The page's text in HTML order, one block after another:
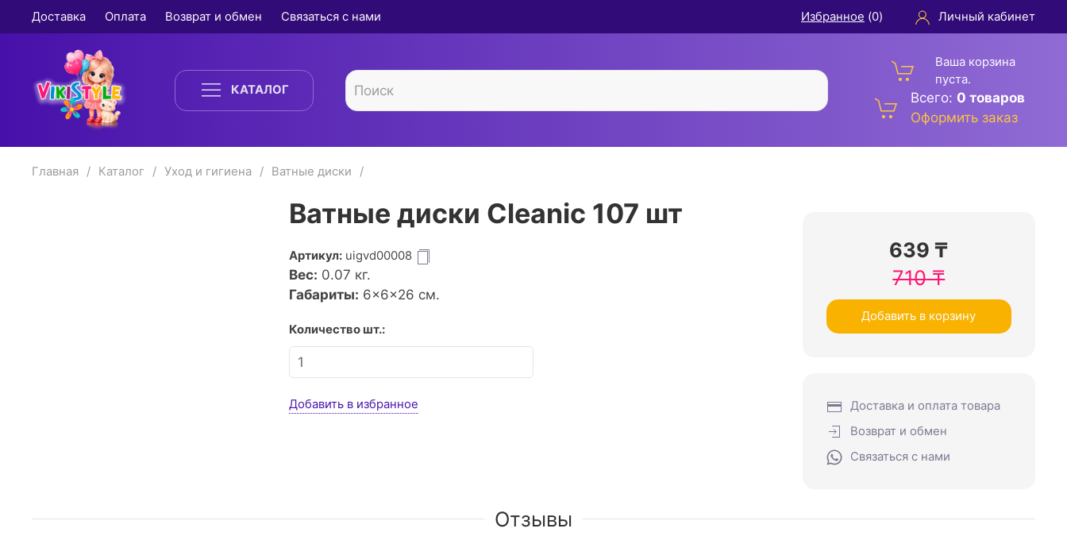
Доставка Оплата Возврат и обмен Связаться с нами Избранное (0) Личный кабинет
КАТАЛОГ
Ваша корзина
пуста.
Всего: 0 товаров
Оформить заказ
Главная Каталог Уход и гигиена Ватные диски
Ватные диски Cleanic 107 шт
Артикул: uigvd00008
Вес: 0.07 кг.
Габариты: 6×6×26 см.
Количество шт.:
Добавить в избранное
639 ₸
710₸
Добавить в корзину
Доставка и оплата товара
Возврат и обмен
Связаться с нами
Отзывы